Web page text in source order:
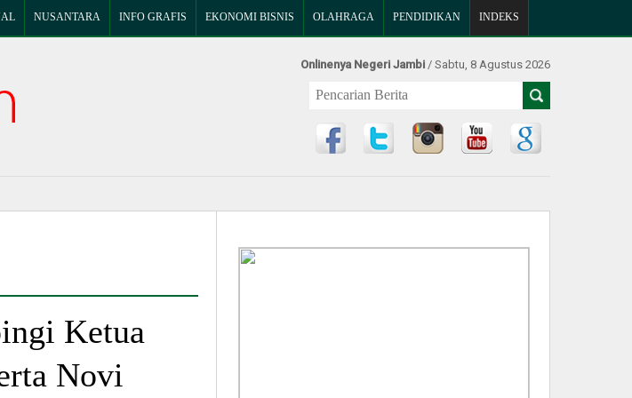
NUSANTARA INFO GRAFIS EKONOMI BISNIS OLAHRAGA PENDIDIKAN INDEKS
Onlinenya Negeri Jambi / Sabtu, 8 Agustus 2026
Ketua
Novi